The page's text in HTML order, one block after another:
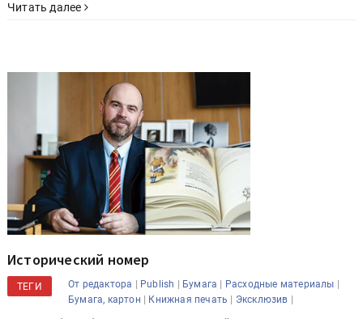
Читать далее
Исторический номер
ТЕГИ От редактора | Publish | Бумага | Расходные материалы |
Бумага, картон | Книжная печать | Эксклюзив |